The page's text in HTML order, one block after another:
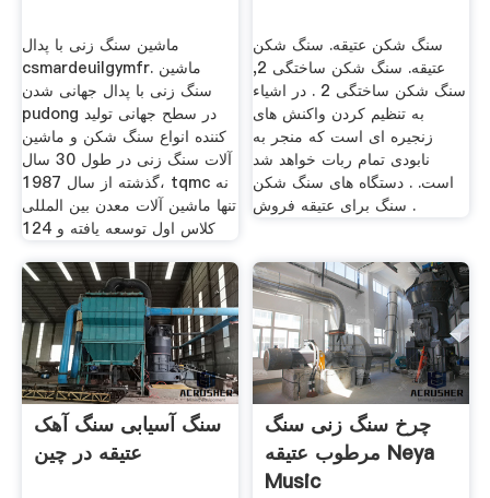
ماشین سنگ زنی با پدال
csmardeuilgymfr. ماشین
سنگ زنی با پدال جهانی شدن
pudong در سطح جهانی تولید
کننده انواع سنگ شکن و ماشین
آلات سنگ زنی در طول 30 سال
گذشته از سال 1987، tqmc نه
تنها ماشین آلات معدن بین المللی
کلاس اول توسعه یافته و 124
سنگ شکن عتیقه. سنگ شکن
عتیقه. سنگ شکن ساختگی 2,
سنگ شکن ساختگی 2 . در اشیاء
به تنظیم کردن واکنش های
زنجیره ای است که منجر به
نابودی تمام ربات خواهد شد
است. . دستگاه های سنگ شکن
سنگ برای عتیقه فروش .
سنگ آسیابی سنگ آهک
عتیقه در چین
چرخ سنگ زنی سنگ
مرطوب عتیقه Neya
Music